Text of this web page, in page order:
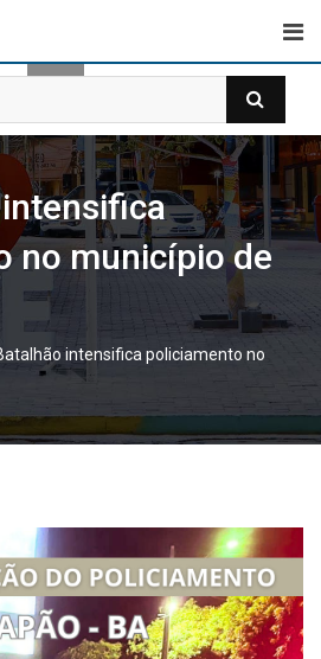
no município de
intensifica policiamento no